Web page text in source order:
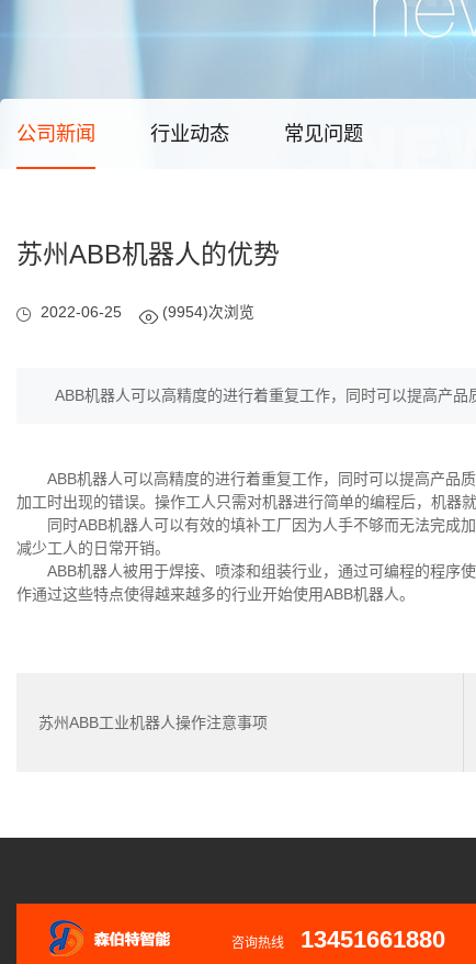
公司新闻 行业动态 常见问题
苏州ABB机器人的优势
2022-06-25 (9954)次浏览
ABB机器人可以高精度的进行着重复工作，同时可以提高产品
ABB机器人可以高精度的进行着重复工作，同时可以提高产品
加工时出现的错误。操作工人只需对机器进行简单的编程后，机器
同时ABB机器人可以有效的填补工厂因为人手不够而无法完成
减少工人的日常开销。
ABB机器人被用于焊接、喷漆和组装行业，通过可编程的程序
作通过这些特点使得越来越多的行业开始使用ABB机器人。
苏州ABB工业机器人操作注意事项
咨询热线 13451661880